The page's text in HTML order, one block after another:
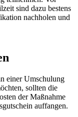
sind dazu bestens
nachholen und
einer Umschulung
sollten die
der Maßnahme
auffangen.